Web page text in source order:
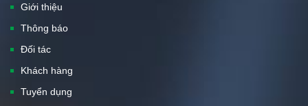
Giới thiệu
Thông báo
Đối tác
Khách hàng
Tuyển dụng